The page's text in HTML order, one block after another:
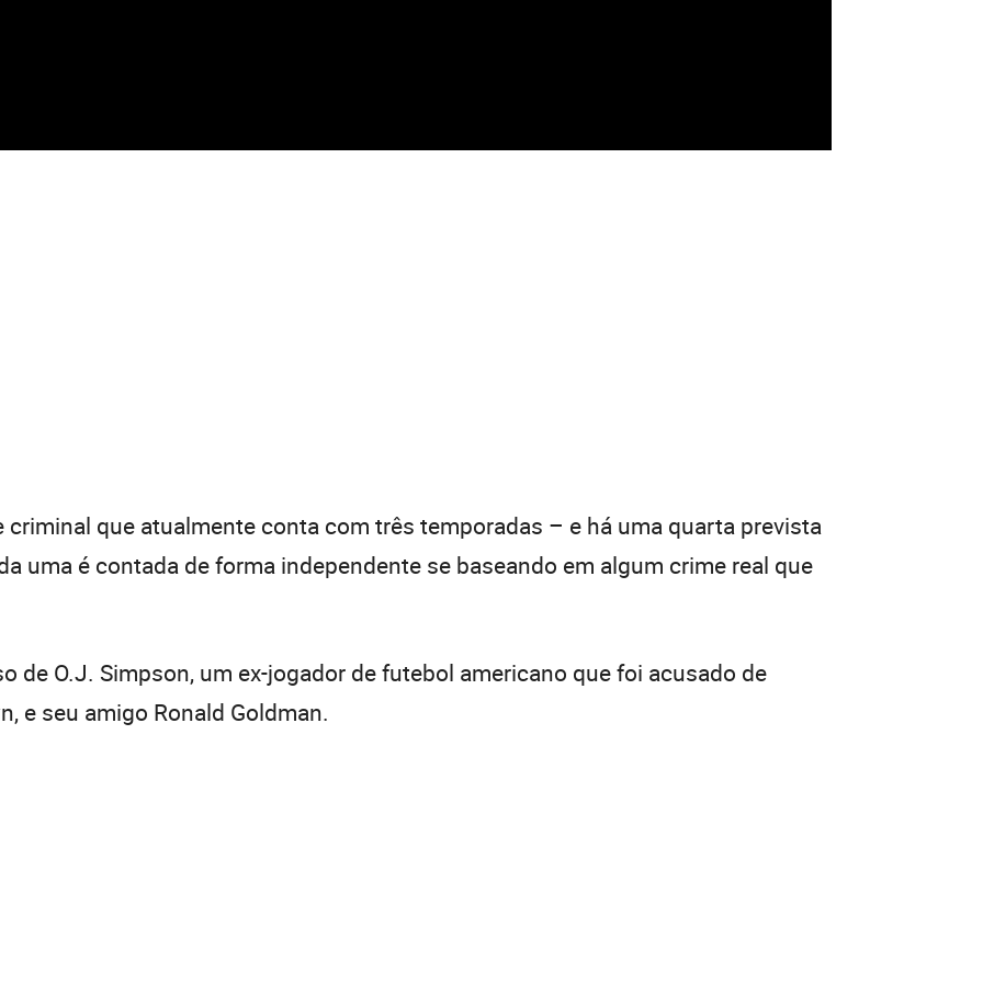
criminal que atualmente conta com três temporadas – e há uma quarta prevista
uma é contada de forma independente se baseando em algum crime real que
de O.J. Simpson, um ex-jogador de futebol americano que foi acusado de
e seu amigo Ronald Goldman.